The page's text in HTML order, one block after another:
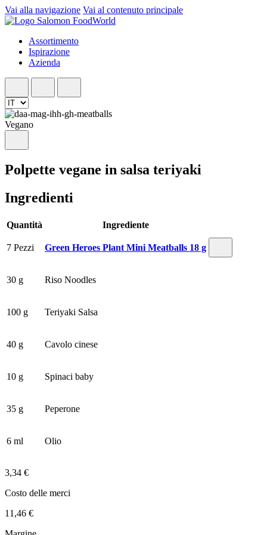
Vai alla navigazione Vai al contenuto principale
Assortimento
Ispirazione
Azienda
Vegano
Polpette vegane in salsa teriyaki
Ingredienti
Quantità Ingrediente
7 Pezzi Green Heroes Plant Mini Meatballs 18 g
30 g Riso Noodles
100 g Teriyaki Salsa
40 g Cavolo cinese
10 g Spinaci baby
35 g Peperone
6 ml Olio
3,34 €
Costo delle merci
11,46 €